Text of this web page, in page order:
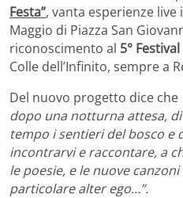
Festa”, vanta esperienze
Maggio di Piazza San
riconoscimento al 5°
Colle dell’Infinito, sempre a
Del nuovo progetto dice che
dopo una notturna attesa,
tempo i sentieri del bosco e
incontrarvi e raccontare, a
le poesie, e le nuove
particolare alter ego…”.